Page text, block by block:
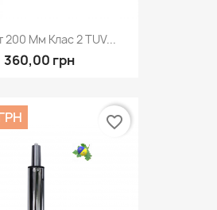
200 Мм Клас 2 TUV...
360,00 грн
favorite_border